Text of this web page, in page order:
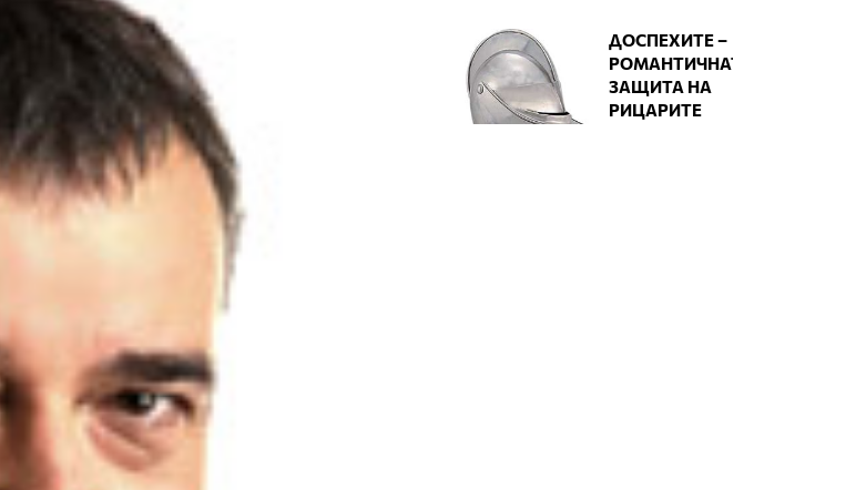
ДОСПЕХИТЕ –
РОМАНТИЧНАТА
ЗАЩИТА НА
РИЦАРИТЕ